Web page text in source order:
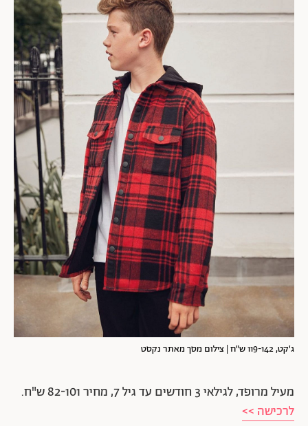
ג'קט, 119-142 ש"ח | צילום מסך מאתר נקסט
מעיל מרופד, לגילאי 3 חודשים עד גיל 7, מחיר 82-101 ש"ח.
לרכישה >>